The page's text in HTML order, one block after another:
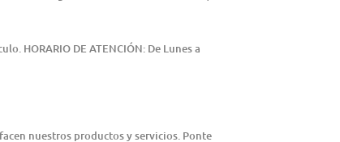
HORARIO DE ATENCIÓN: De Lunes a
nuestros productos y servicios. Ponte